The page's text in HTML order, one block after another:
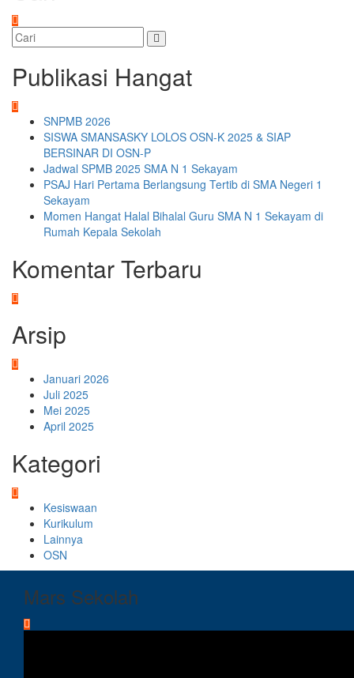
Publikasi Hangat
SNPMB 2026
SISWA SMANSASKY LOLOS OSN-K 2025 & SIAP
BERSINAR DI OSN-P
Jadwal SPMB 2025 SMA N 1 Sekayam
PSAJ Hari Pertama Berlangsung Tertib di SMA Negeri 1
Sekayam
Momen Hangat Halal Bihalal Guru SMA N 1 Sekayam di
Rumah Kepala Sekolah
Komentar Terbaru
Arsip
Januari 2026
Juli 2025
Mei 2025
April 2025
Kategori
Kesiswaan
Kurikulum
Lainnya
OSN
Mars Sekolah